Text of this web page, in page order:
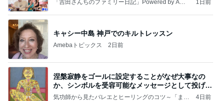
「吉田さんちのファミリー日記」Powered by Ame
1日前
キャシー中島 神戸でのキルトレッスン
Amebaトピックス 2日前
涅槃寂静をゴールに設定することがなぜ大事なの
か、シンボルを受容可能なメッセージとして投げる
ことが
気功師から見たバレエとヒーリングのコツ～「まと
4日前